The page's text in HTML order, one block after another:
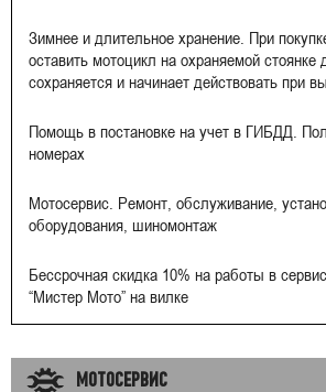
Зимнее и длительное хранение. При
оставить мотоцикл на охраняемой стоянке
сохраняется и начинает действовать при
Помощь в постановке на учет в ГИБДД.
номерах
Мотосервис. Ремонт, обслуживание,
оборудования, шиномонтаж
Бессрочная скидка 10% на работы в
“Мистер Мото” на вилке
МОТОСЕРВИС